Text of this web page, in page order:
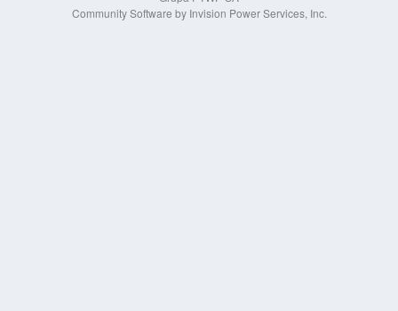
Community Software by Invision Power Services, Inc.